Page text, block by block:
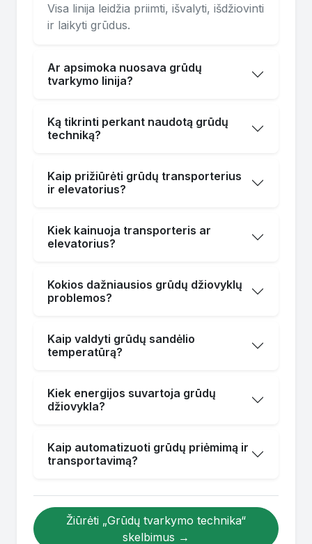
Visa linija leidžia priimti, išvalyti, išdžiovinti
ir laikyti grūdus.
Ar apsimoka nuosava grūdų
tvarkymo linija?
Ką tikrinti perkant naudotą grūdų
techniką?
Kaip prižiūrėti grūdų transporterius
ir elevatorius?
Kiek kainuoja transporteris ar
elevatorius?
Kokios dažniausios grūdų džiovyklų
problemos?
Kaip valdyti grūdų sandėlio
temperatūrą?
Kiek energijos suvartoja grūdų
džiovykla?
Kaip automatizuoti grūdų priėmimą ir
transportavimą?
Žiūrėti „Grūdų tvarkymo technika“
skelbimus →